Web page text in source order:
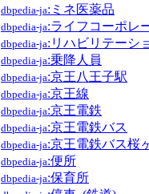
dbpedia-ja:ミネ医薬品
dbpedia-ja:ライフコーポレ
dbpedia-ja:リハビリテーシ
dbpedia-ja:乗降人員
dbpedia-ja:京王八王子駅
dbpedia-ja:京王線
dbpedia-ja:京王電鉄
dbpedia-ja:京王電鉄バス
dbpedia-ja:京王電鉄バス桜
dbpedia-ja:便所
dbpedia-ja:保育所